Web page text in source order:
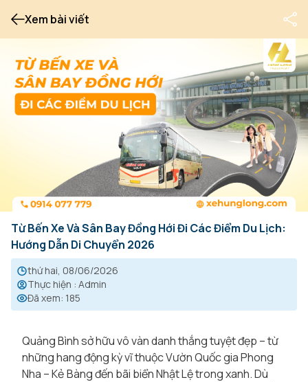
Xem bài viết
Từ Bến Xe Và Sân Bay Đồng Hới Đi Các Điểm Du Lịch:
Hướng Dẫn Di Chuyển 2026
thứ hai, 08/06/2026
Thực hiện : Admin
Đã xem: 185
Quảng Bình sở hữu vô vàn danh thắng tuyệt đẹp – từ
những hang động kỳ vĩ thuộc Vườn Quốc gia Phong
Nha – Kẻ Bàng đến bãi biển Nhật Lệ trong xanh. Dù